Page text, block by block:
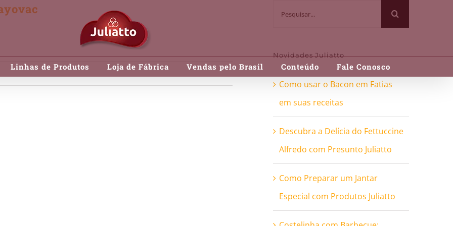
Linhas de Produtos Loja de Fábrica Vendas pelo Brasil Conteúdo Fale Conosco
Novidades Juliatto
Como usar o Bacon em Fatias
em suas receitas
Descubra a Delícia do Fettuccine
Alfredo com Presunto Juliatto
Como Preparar um Jantar
Especial com Produtos Juliatto